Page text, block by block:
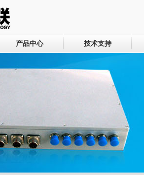
产品中心 技术支持